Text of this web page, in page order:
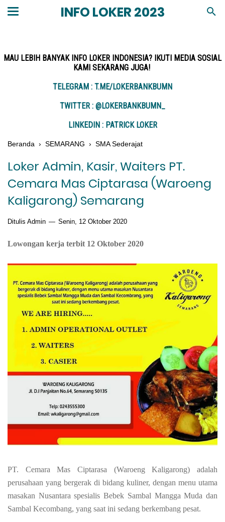
INFO LOKER 2023
MAU LEBIH BANYAK INFO LOKER INDONESIA? IKUTI MEDIA SOSIAL
KAMI SEKARANG JUGA!
TELEGRAM : T.ME/LOKERBANKBUMN
TWITTER : @LOKERBANKBUMN_
LINKEDIN : PATRICK LOKER
Beranda › SEMARANG › SMA Sederajat
Loker Admin, Kasir, Waiters PT.
Cemara Mas Ciptarasa (Waroeng
Kaligarong) Semarang
Ditulis Admin Senin, 12 Oktober 2020
Lowongan kerja terbit 12 Oktober 2020
PT. Cemara Mas Ciptarasa (Waroeng Kaligarong) adalah
perusahaan yang bergerak di bidang kuliner, dengan menu utama
masakan Nusantara spesialis Bebek Sambal Mangga Muda dan
Sambal Kecombang, yang saat ini sedang berkembang pesat.